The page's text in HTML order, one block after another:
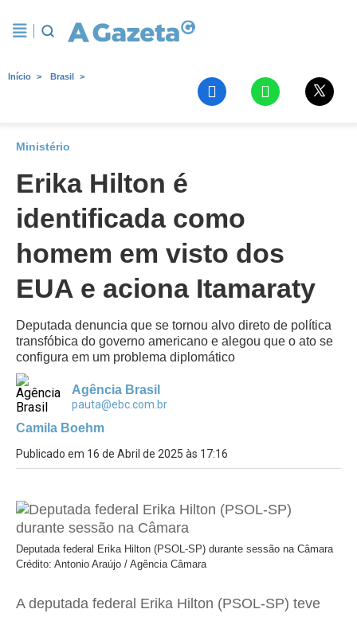
Início Brasil
Ministério
Erika Hilton é
identificada como
homem em visto dos
EUA e aciona Itamaraty
Deputada denuncia que se tornou alvo direto de política
transfóbica do governo americano e alegou que o ato se
configura em um problema diplomático
Agência Brasil
pauta@ebc.com.br
Camila Boehm
Publicado em 16 de Abril de 2025 às 17:16
Deputada federal Erika Hilton (PSOL-SP) durante sessão na Câmara
Crédito: Antonio Araújo / Agência Câmara
A deputada federal Erika Hilton (PSOL-SP) teve